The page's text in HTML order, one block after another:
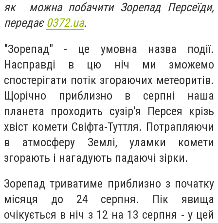
як можна побачити Зорепад Персеїди,
передає 0372.ua.
"Зорепад" - це умовна назва події.
Насправді в цю ніч ми зможемо
спостерігати потік згораючих метеоритів.
Щорічно приблизно в серпні наша
планета проходить сузір'я Персея крізь
хвіст комети Свіфта-Туттля. Потрапляючи
в атмосферу Землі, уламки комети
згорають і нагадують падаючі зірки.
Зорепад триватиме приблизно з початку
місяця до 24 серпня. Пік явища
очікується в ніч з 12 на 13 серпня - у цей